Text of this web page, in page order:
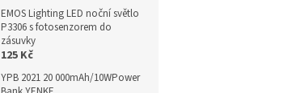
EMOS Lighting LED noční světlo
P3306 s fotosenzorem do
zásuvky
125 Kč
YPB 2021 20 000mAh/10WPower